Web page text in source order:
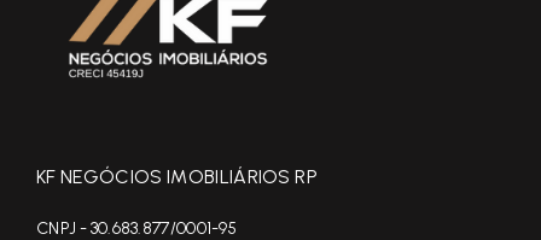
KF NEGÓCIOS IMOBILIÁRIOS RP
CNPJ - 30.683.877/0001-95